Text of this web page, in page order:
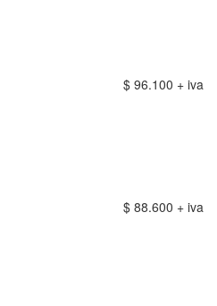
$ 96.100 + iva
$ 88.600 + iva